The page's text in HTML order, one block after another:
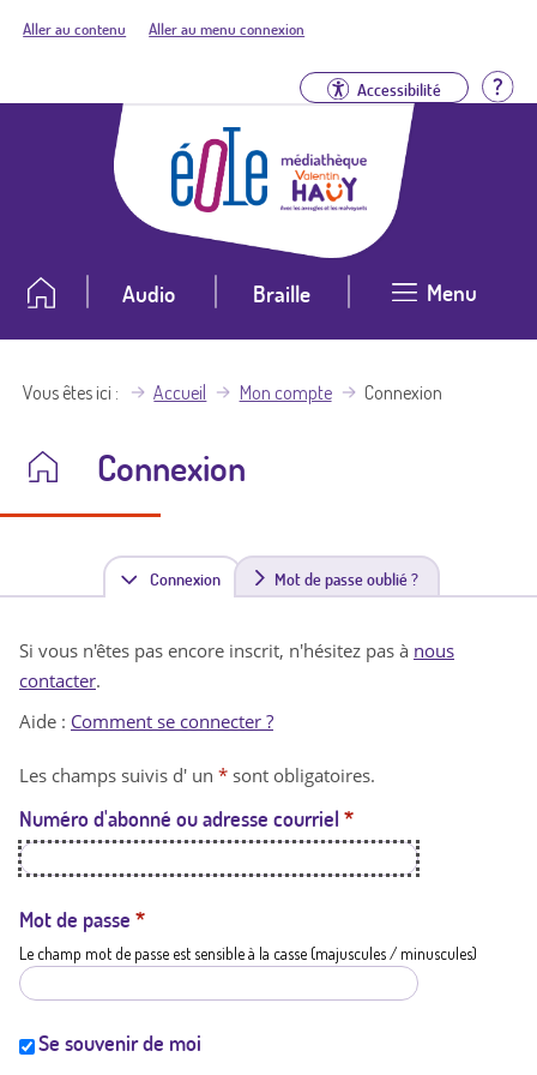
Aller au contenu Aller au menu connexion
Accessibilité
Audio Braille Menu
Vous êtes ici Accueil Mon compte Connexion
Connexion
Connexion(
n
t
a
t
i
Mot de passe oublié ?
Si vous n'êtes pas encore inscrit, n'hésitez pas à nous
contacter.
Aide : Comment se connecter ?
Les champs suivis d' un * sont obligatoires.
Numéro d'abonné ou adresse courriel *
Mot de passe *
Le champ mot de passe est sensible à la casse (majuscules / minuscules)
Se souvenir de moi